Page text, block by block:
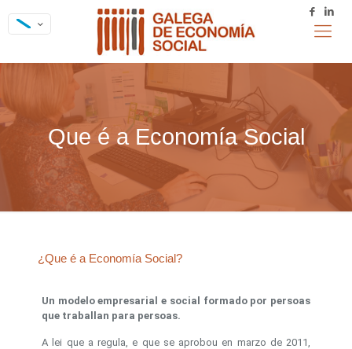
Que é a Economía Social
¿Que é a Economía Social?
Un modelo empresarial e social formado por persoas
que traballan para persoas.
A lei que a regula, e que se aprobou en marzo de 2011,